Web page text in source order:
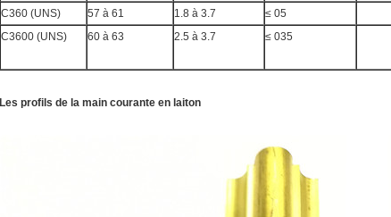
C360 (UNS)
57 à 61 1.8 à 3.7
≤ 05
C3600 (UNS)
60 à 63 2.5 à 3.7 ≤ 035
Les profils de la main courante en laiton